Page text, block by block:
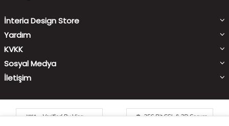
İnteria Design Store
Yardım
KVKK
Sosyal Medya
İletişim